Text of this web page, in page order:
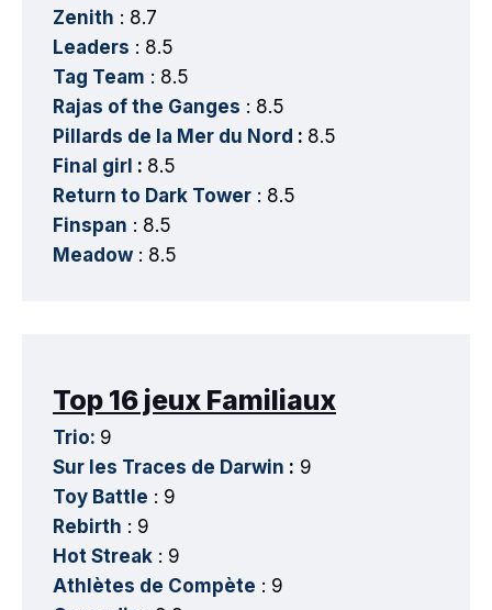
Zenith : 8.7
Leaders : 8.5
Tag Team : 8.5
Rajas of the Ganges : 8.5
Pillards de la Mer du Nord : 8.5
Final girl : 8.5
Return to Dark Tower : 8.5
Finspan : 8.5
Meadow : 8.5
Top 16 jeux Familiaux
Trio: 9
Sur les Traces de Darwin : 9
Toy Battle : 9
Rebirth : 9
Hot Streak : 9
Athlètes de Compète : 9